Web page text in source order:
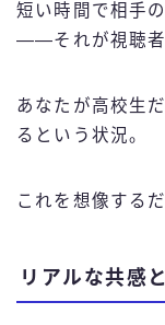
短い時間で相手
――それが視聴者
あなたが高校生
るという状況。
これを想像する
リアルな共感